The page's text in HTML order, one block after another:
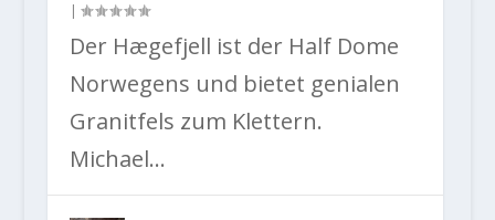
|
Der Hægefjell ist der Half Dome
Norwegens und bietet genialen
Granitfels zum Klettern.
Michael...